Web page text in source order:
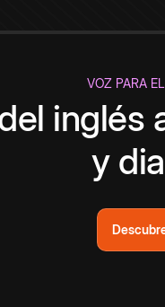
VOZ PARA
inglés
y